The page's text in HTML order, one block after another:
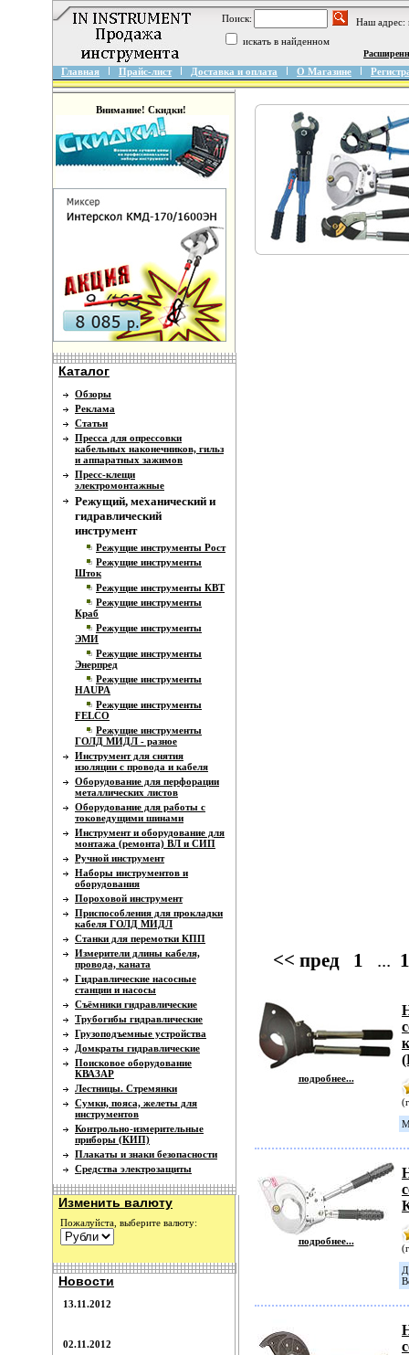
Поиск:
Наш адрес:
искать в найденном
Главная Прайс-лист Доставка и оплата О Магазине
Внимание! Скидки!
Каталог
Обзоры
Реклама
Статьи
Пресса для опрессовки
кабельных наконечников, гильз
и аппаратных зажимов
Пресс-клещи
электромонтажные
Режущий, механический и
гидравлический
инструмент
Режущие инструменты Рост
Режущие инструменты
Шток
Режущие инструменты КВТ
Режущие инструменты
Краб
Режущие инструменты
ЭМИ
Режущие инструменты
Энерпред
Режущие инструменты
HAUPA
Режущие инструменты
FELCO
Режущие инструменты
ГОЛД МИДЛ - разное
Инструмент для снятия
изоляции с провода и кабеля
Оборудование для перфорации
металлических листов
Оборудование для работы с
токоведущими шинами
Инструмент и оборудование для
монтажа (ремонта) ВЛ и СИП
Ручной инструмент
Наборы инструментов и
оборудования
Пороховой инструмент
Приспособления для прокладки
кабеля ГОЛД МИДЛ
Станки для перемотки КПП
Измерители длины кабеля,
провода, каната
Гидравлические насосные
станции и насосы
Съёмники гидравлические
Трубогибы гидравлические
Грузоподъемные устройства
Домкраты гидравлические
Поисковое оборудование
КВАЗАР
Лестницы. Стремянки
Сумки, пояса, желеты для
инструментов
Контрольно-измерительные
приборы (КИП)
Плакаты и знаки безопасности
Средства электрозащиты
Изменить валюту
Пожалуйста, выберите валюту:
Новости
13.11.2012
02.11.2012
<< пред 1 ...
подробнее...
подробнее...